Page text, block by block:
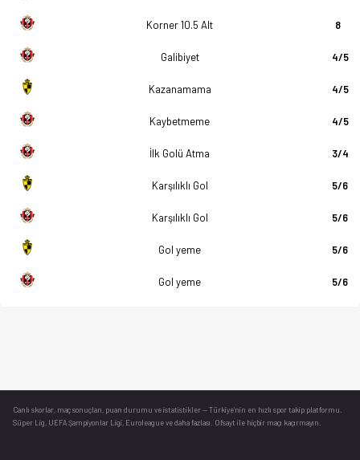
Korner 10.5 Alt 8
Galibiyet 4/5
Kazanamama 4/5
Kaybetmeme 4/5
İlk Golü Atma 3/4
Karşılıklı Gol 5/6
Karşılıklı Gol 5/6
Gol yeme 5/6
Gol yeme 5/6
Canlı skorlar , maç sonuçları, puan durumu ve istatistikler — Türkiye’nin en hızlı spor takip platformu.
Süper Lig, UEFA Şampiyonlar Ligi, Euroleague ve daha fazlası. Ofsayt ile hiçbir maçı kaçırmayın.